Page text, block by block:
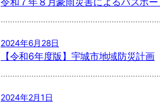
2024年6月28日
【令和6年度版】宇城市地域防災計画
2024年2月1日